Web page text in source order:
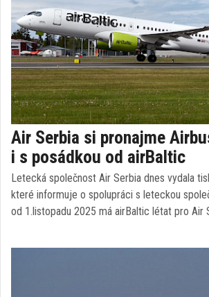
Air Serbia si pronajme
i s posádkou od airBaltic
Letecká společnost Air Serbia dnes vydala
které informuje o spolupráci s leteckou
od 1.listopadu 2025 má airBaltic létat pro Air